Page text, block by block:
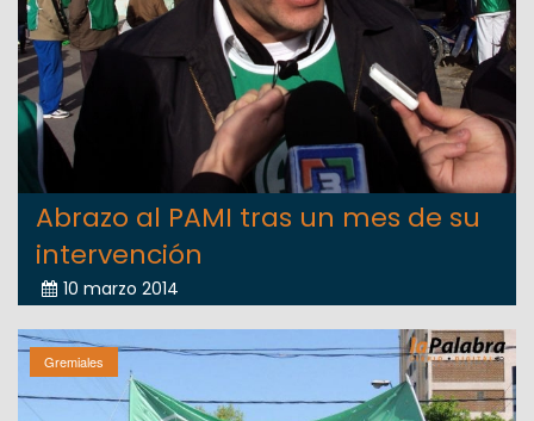
Abrazo al PAMI tras un mes de su
intervención
10 marzo 2014
Gremiales